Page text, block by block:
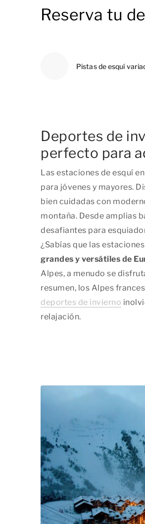
Reserva tu
Pistas de esquí
Deportes de
perfecto para
Las estaciones de esquí
para jóvenes y mayores.
bien cuidadas con
montaña. Desde amplias
desafiantes para
¿Sabías que las
grandes y versátiles de
Alpes, a menudo se
resumen, los Alpes
deportes de invierno
relajación.